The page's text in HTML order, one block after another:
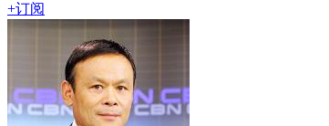
+订阅